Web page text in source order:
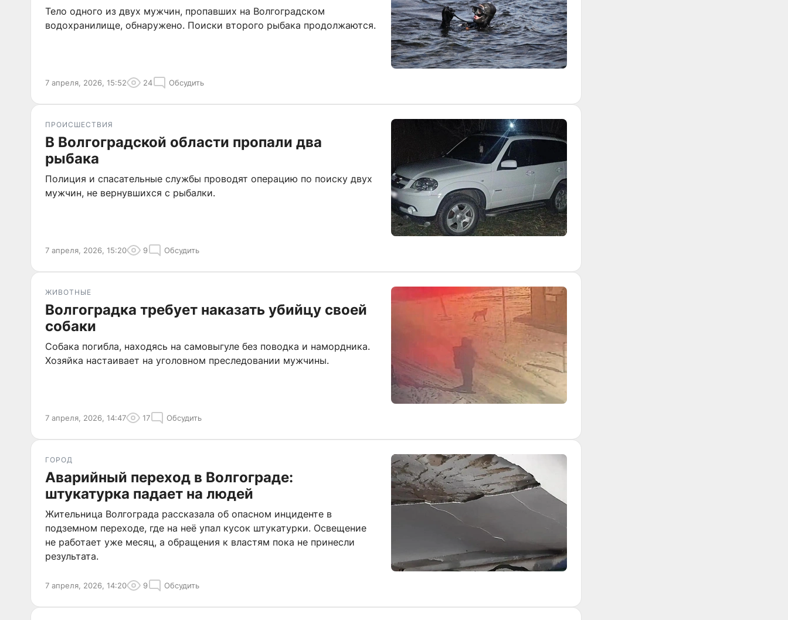
Тело одного из двух мужчин, пропавших на Волгоградском
водохранилище, обнаружено. Поиски второго рыбака продолжаются.
7 апреля, 2026, 15:52 24 Обсудить
ПРОИСШЕСТВИЯ
В Волгоградской области пропали два
рыбака
Полиция и спасательные службы проводят операцию по поиску двух
мужчин, не вернувшихся с рыбалки.
7 апреля, 2026, 15:20 9 Обсудить
ЖИВОТНЫЕ
Волгоградка требует наказать убийцу своей
собаки
Собака погибла, находясь на самовыгуле без поводка и намордника.
Хозяйка настаивает на уголовном преследовании мужчины.
7 апреля, 2026, 14:47 17 Обсудить
ГОРОД
Аварийный переход в Волгограде:
штукатурка падает на людей
Жительница Волгограда рассказала об опасном инциденте в
подземном переходе, где на неё упал кусок штукатурки. Освещение
не работает уже месяц, а обращения к властям пока не принесли
результата.
7 апреля, 2026, 14:20 9 Обсудить